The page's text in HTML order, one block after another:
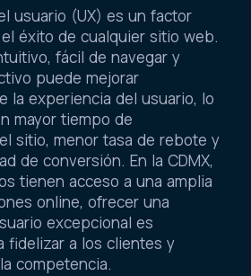
usuario (UX) es un factor
éxito de cualquier sitio web.
fácil de navegar y
puede mejorar
la experiencia del usuario, lo
mayor tiempo de
sitio, menor tasa de rebote y
de conversión. En la CDMX,
tienen acceso a una amplia
online, ofrecer una
excepcional es
fidelizar a los clientes y
competencia.